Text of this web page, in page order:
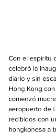
Con el espíritu
celebró la
diario y sin
Hong Kong
comenzó
aeropuerto de
recibidos con
hongkonesa a